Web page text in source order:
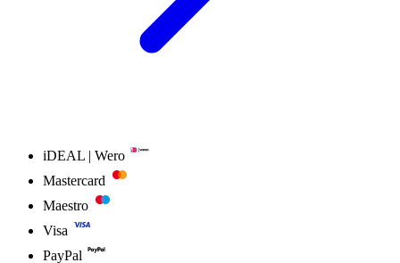
iDEAL | Wero
Mastercard
Maestro
Visa
PayPal